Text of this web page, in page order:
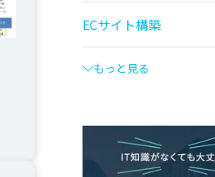
ECサイト構築
もっと見る